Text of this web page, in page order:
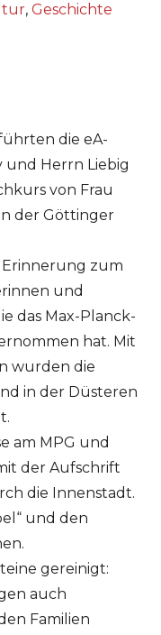
, Geschichte
die eA-
und Herrn Liebig
von Frau
der Göttinger
zum
und
das Max-Planck-
hat. Mit
wurden die
in der Düsteren
am MPG und
der Aufschrift
die Innenstadt.
und den
gereinigt:
auch
Familien